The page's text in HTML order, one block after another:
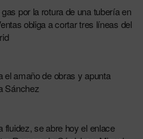
por la rotura de una tubería en
obliga a cortar tres líneas del
el amaño de obras y apunta
Sánchez
fluidez, se abre hoy el enlace